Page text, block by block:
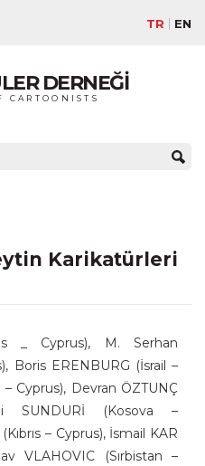
TR EN
DERNEĞİ
CARTOONISTS
Karikatürleri
_ Cyprus), M. Serhan
Boris ERENBURG (İsrail –
– Cyprus), Devran ÖZTUNÇ
SUNDURİ (Kosova –
– Cyprus), İsmail KAR
VLAHOVIC (Sırbistan –